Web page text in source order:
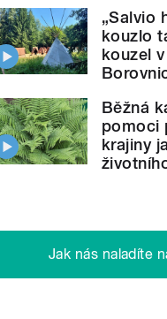
„Salvio
kouzlo
kouzel
Běžná
pomoci
krajiny
Jak nás naladíte